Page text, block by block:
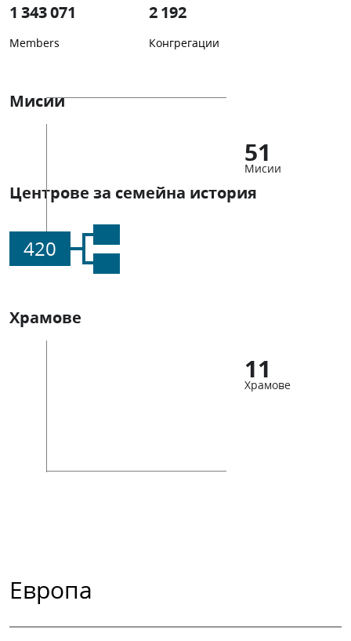
1 343 071
Members
2 192
Конгрегации
Мисии
51
Мисии
Центрове за семейна история
420
Храмове
11
Храмове
Европа